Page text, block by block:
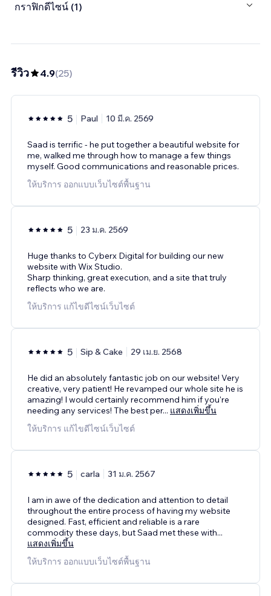
กราฟิกดีไซน์ (1)
รีวิว 4.9(25)
5 Paul 10 มี.ค. 2569
Saad is terrific - he put together a beautiful website for
me, walked me through how to manage a few things
myself. Good communications and reasonable prices.
ให้บริการ ออกแบบเว็บไซต์พื้นฐาน
5 23 ม.ค. 2569
Huge thanks to Cyberx Digital for building our new
website with Wix Studio.
Sharp thinking, great execution, and a site that truly
reflects who we are.
ให้บริการ แก้ไขดีไซน์เว็บไซต์
5 Sip & Cake 29 เม.ย. 2568
He did an absolutely fantastic job on our website! Very
creative, very patient! He revamped our whole site he is
amazing! I would certainly recommend him if you're
needing any services! The best per... แสดงเพิ่มขึ้น
ให้บริการ แก้ไขดีไซน์เว็บไซต์
5 carla 31 ม.ค. 2567
I am in awe of the dedication and attention to detail
throughout the entire process of having my website
designed. Fast, efficient and reliable is a rare
commodity these days, but Saad met these with...
แสดงเพิ่มขึ้น
ให้บริการ ออกแบบเว็บไซต์พื้นฐาน